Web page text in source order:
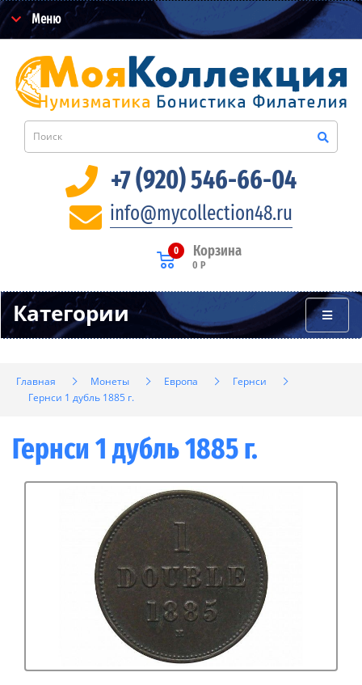
Меню
+7 (920) 546-66-04
info@mycollection48.ru
Корзина
0
0 Р
Категории
Главная Монеты Европа
Гернси
Гернси 1 дубль 1885 г.
Гернси 1 дубль 1885 г.